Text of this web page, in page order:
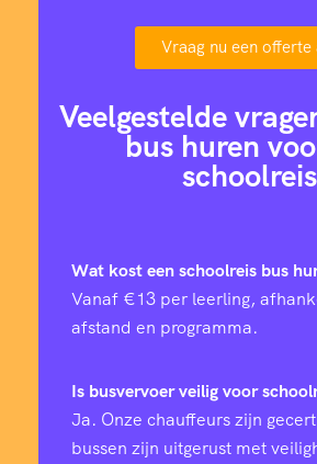
Vraag nu een offerte
Veelgestelde
bus huren
Wat kost een schoolreis bus
Vanaf €13 per leerling,
afstand en programma.
Is busvervoer veilig voor
Ja. Onze chauffeurs zijn
bussen zijn uitgerust met